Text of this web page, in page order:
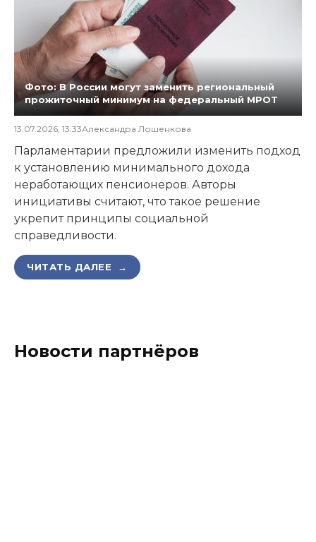
Фото: В России могут заменить региональный
прожиточный минимум на федеральный МРОТ
13.07.2026, 13:33Александра Лошенкова
Парламентарии предложили изменить подход
к установлению минимального дохода
неработающих пенсионеров. Авторы
инициативы считают, что такое решение
укрепит принципы социальной
справедливости.
ЧИТАТЬ ДАЛЕЕ →
Новости партнёров